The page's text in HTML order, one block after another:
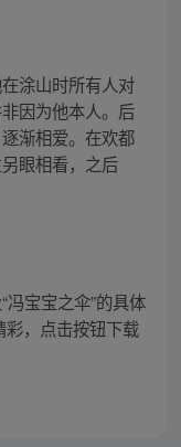
涂山时所有人对
因为他本人。后
渐相爱。在欢都
眼相看，之后
宝宝之伞”的具体
，点击按钮下载